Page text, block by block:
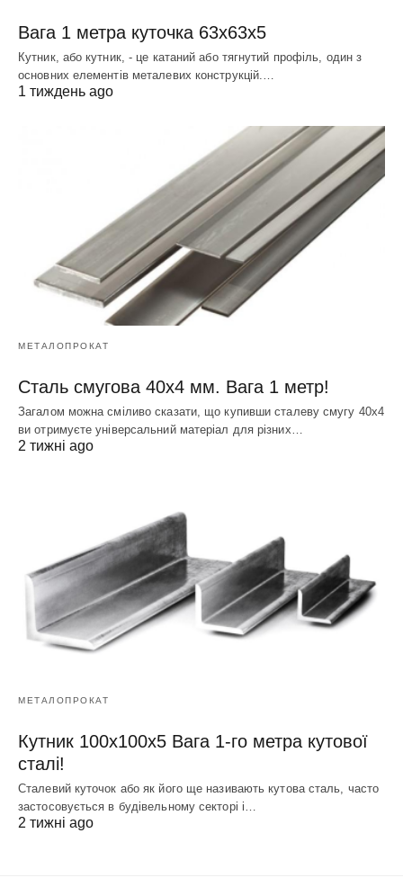
Вага 1 метра куточка 63х63х5
Кутник, або кутник, - це катаний або тягнутий профіль, один з
основних елементів металевих конструкцій.…
1 тиждень ago
МЕТАЛОПРОКАТ
Сталь смугова 40х4 мм. Вага 1 метр!
Загалом можна сміливо сказати, що купивши сталеву смугу 40х4
ви отримуєте універсальний матеріал для різних…
2 тижні ago
МЕТАЛОПРОКАТ
Кутник 100х100х5 Вага 1-го метра кутової
сталі!
Сталевий куточок або як його ще називають кутова сталь, часто
застосовується в будівельному секторі і…
2 тижні ago